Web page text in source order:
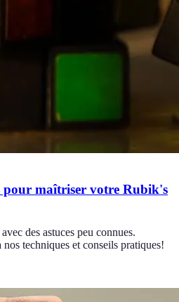
pour maîtriser votre Rubik's
des astuces peu connues.
techniques et conseils pratiques!